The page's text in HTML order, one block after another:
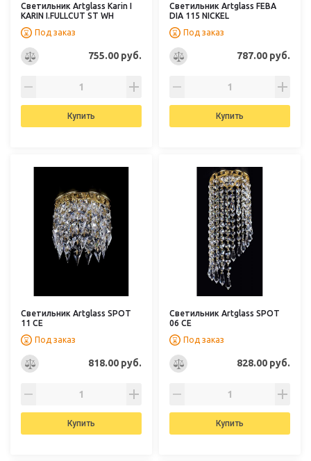
Светильник Artglass Karin I
KARIN I.FULLCUT ST WH
Под заказ
755.00 руб.
Купить
Светильник Artglass FEBA
DIA 115 NICKEL
Под заказ
787.00 руб.
Купить
Светильник Artglass SPOT
11 CE
Под заказ
818.00 руб.
Купить
Светильник Artglass SPOT
06 CE
Под заказ
828.00 руб.
Купить